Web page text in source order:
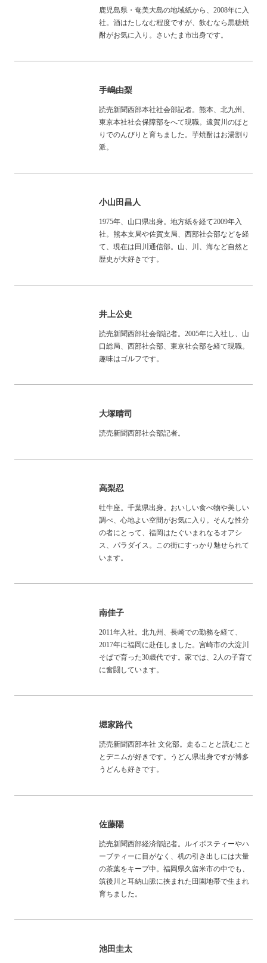
鹿児島県・奄美大島の地域紙から、2008年に入
社。酒はたしなむ程度ですが、飲むなら黒糖焼
酎がお気に入り。さいたま市出身です。
手嶋由梨
読売新聞西部本社社会部記者。熊本、北九州、
東京本社社会保障部をへて現職。遠賀川のほと
りでのんびりと育ちました。芋焼酎はお湯割り
派。
小山田昌人
1975年、山口県出身。地方紙を経て2009年入
社。熊本支局や佐賀支局、西部社会部などを経
て、現在は田川通信部。山、川、海など自然と
歴史が大好きです。
井上公史
読売新聞西部社会部記者。2005年に入社し、山
口総局、西部社会部、東京社会部を経て現職。
趣味はゴルフです。
大塚晴司
読売新聞西部社会部記者。
高梨忍
牡牛座。千葉県出身。おいしい食べ物や美しい
調べ、心地よい空間がお気に入り。そんな性分
の者にとって、福岡はたぐいまれなるオアシ
ス、パラダイス。この街にすっかり魅せられて
います。
南佳子
2011年入社。北九州、長崎での勤務を経て、
2017年に福岡に赴任しました。宮崎市の大淀川
そばで育った30歳代です。家では、2人の子育て
に奮闘しています。
堀家路代
読売新聞西部本社 文化部。走ることと読むこと
とデニムが好きです。うどん県出身ですが博多
うどんも好きです。
佐藤陽
読売新聞西部経済部記者。ルイボスティーやハ
ーブティーに目がなく、机の引き出しには大量
の茶葉をキープ中。福岡県久留米市の中でも、
筑後川と耳納山脈に挟まれた田園地帯で生まれ
育ちました。
池田圭太